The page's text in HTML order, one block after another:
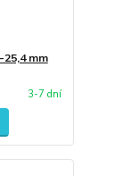
mm
3-7 dní